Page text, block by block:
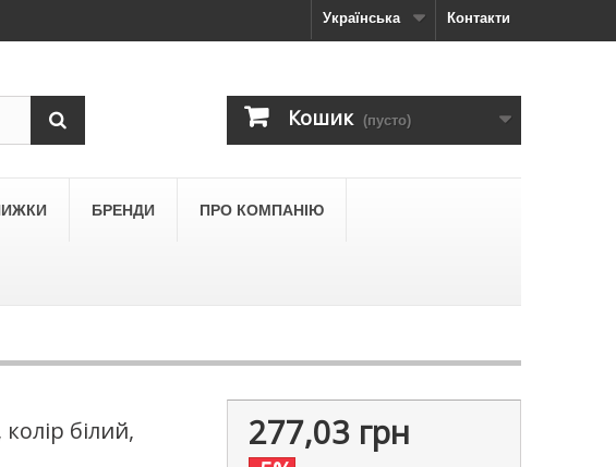
Контакти
Українська
Кошик (пусто)
БРЕНДИ ПРО КОМПАНІЮ
білий,
277,03 грн